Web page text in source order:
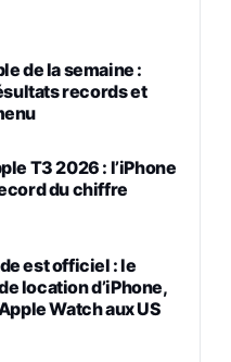
de la semaine :
records et
T3 2026 : l’iPhone
du chiffre
est officiel : le
location d’iPhone,
Watch aux US